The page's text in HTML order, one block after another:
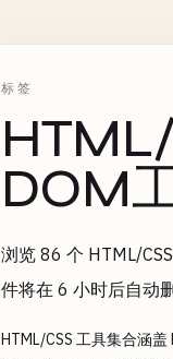
标签
DOM
浏览 86 个 HTML/
件将在 6 小时后自动删
HTML/CSS 工具集合涵